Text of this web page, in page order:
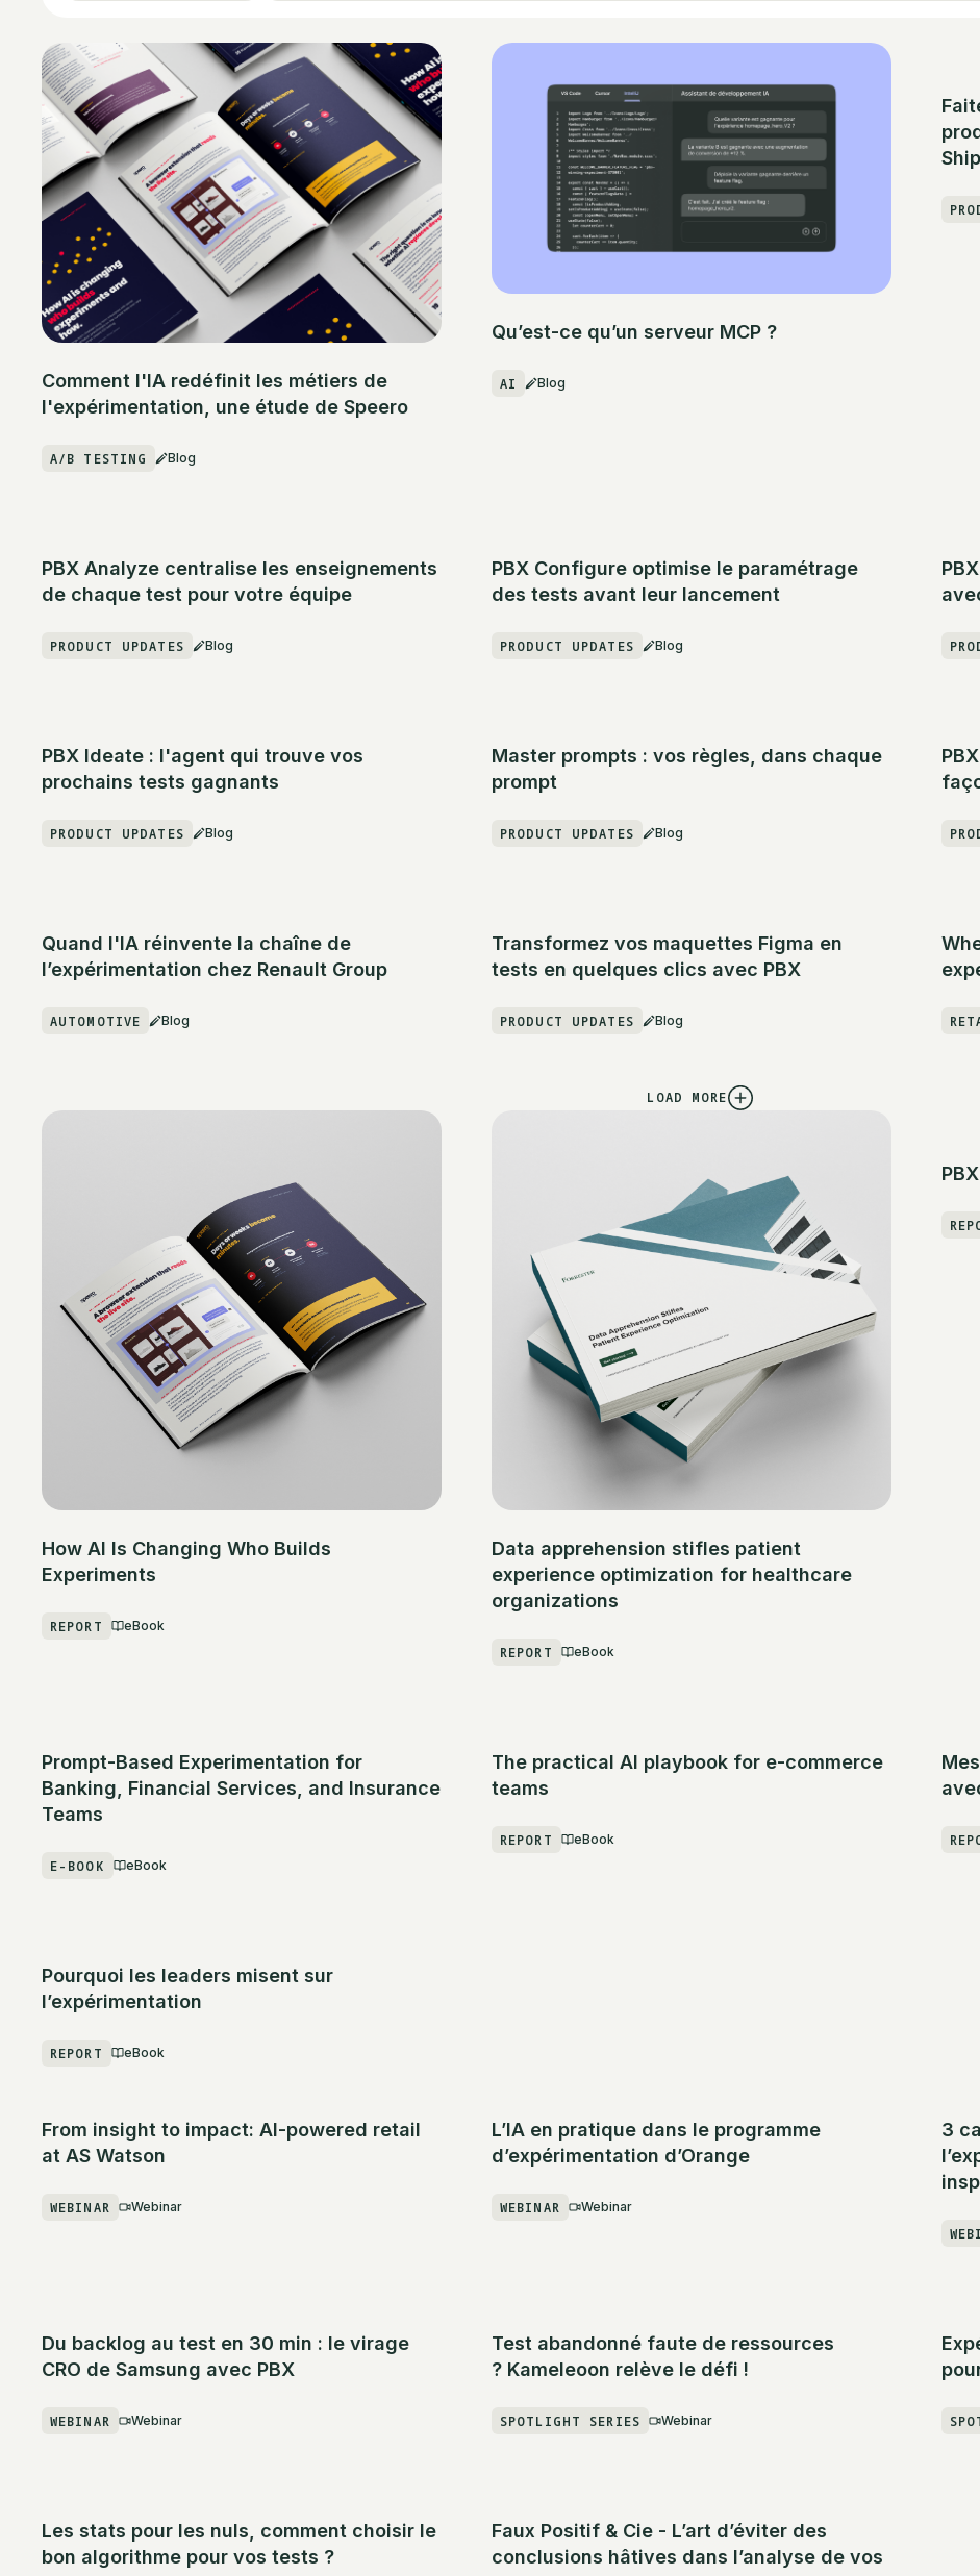
Comment l'IA redéfinit les métiers de
l'expérimentation, une étude de Speero
A/B TESTING Blog
Qu’est-ce qu’un serveur MCP ?
AI Blog
Ship
PBX Analyze centralise les enseignements
de chaque test pour votre équipe
PRODUCT UPDATES Blog
PBX Configure optimise le paramétrage
des tests avant leur lancement
PRODUCT UPDATES Blog
PBX Ideate : l'agent qui trouve vos
prochains tests gagnants
PRODUCT UPDATES Blog
Master prompts : vos règles, dans chaque
prompt
PRODUCT UPDATES Blog
Quand l'IA réinvente la chaîne de
l’expérimentation chez Renault Group
AUTOMOTIVE Blog
Transformez vos maquettes Figma en
tests en quelques clics avec PBX
PRODUCT UPDATES Blog
LOAD MORE
How AI Is Changing Who Builds
Experiments
REPORT eBook
Data apprehension stifles patient
experience optimization for healthcare
organizations
REPORT eBook
Prompt-Based Experimentation for
Banking, Financial Services, and Insurance
Teams
E-BOOK eBook
The practical AI playbook for e-commerce
teams
REPORT eBook
Pourquoi les leaders misent sur
l’expérimentation
REPORT eBook
From insight to impact: AI-powered retail
at AS Watson
WEBINAR Webinar
L’IA en pratique dans le programme
d’expérimentation d’Orange
WEBINAR Webinar
3
Du backlog au test en 30 min : le virage
CRO de Samsung avec PBX
WEBINAR Webinar
Test abandonné faute de ressources
? Kameleoon relève le défi !
SPOTLIGHT SERIES Webinar
Les stats pour les nuls, comment choisir le
bon algorithme pour vos tests ?
Faux Positif & Cie - L’art d’éviter des
conclusions hâtives dans l’analyse de vos